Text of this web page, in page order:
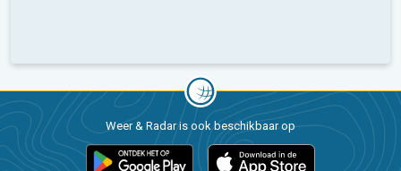
Weer & Radar is ook beschikbaar op